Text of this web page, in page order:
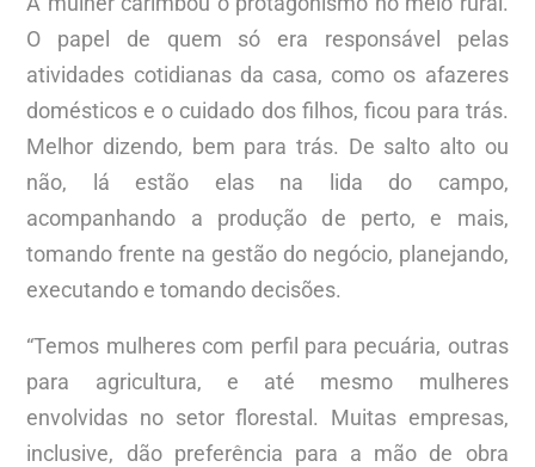
O papel de quem só era responsável pelas
atividades cotidianas da casa, como os afazeres
domésticos e o cuidado dos filhos, ficou para trás.
Melhor dizendo, bem para trás. De salto alto ou
não, lá estão elas na lida do campo,
acompanhando a produção de perto, e mais,
tomando frente na gestão do negócio, planejando,
executando e tomando decisões.
“Temos mulheres com perfil para pecuária, outras
para agricultura, e até mesmo mulheres
envolvidas no setor florestal. Muitas empresas,
inclusive, dão preferência para a mão de obra